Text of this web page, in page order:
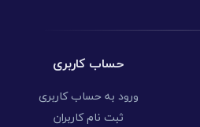
حساب کاربری
ورود به حساب کاربری
ثبت نام کاربران